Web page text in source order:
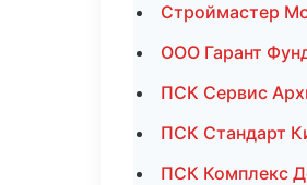
Строймастер
ООО Гарант
ПСК Сервис
ПСК Стандарт
ПСК Комплекс